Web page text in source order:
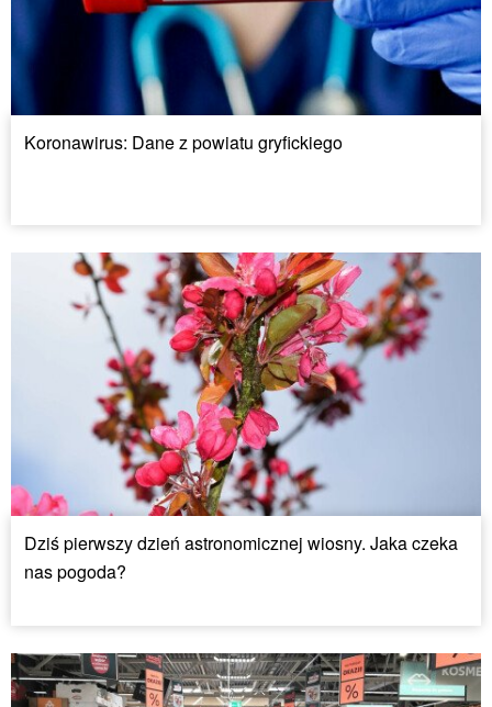
Koronawirus: Dane z powiatu gryfickiego
Dziś pierwszy dzień astronomicznej wiosny. Jaka czeka
nas pogoda?